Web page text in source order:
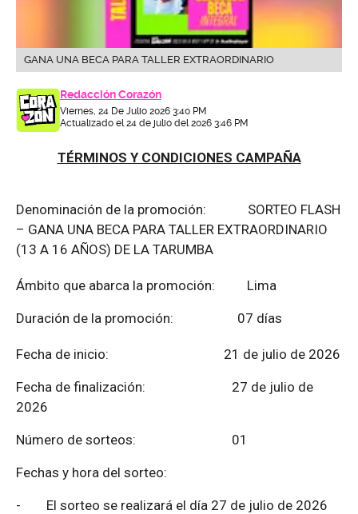
GANA UNA BECA PARA TALLER EXTRAORDINARIO
Redacción Corazón
Viernes, 24 De Julio 2026 3:40 PM
Actualizado el 24 de julio del 2026 3:46 PM
TÉRMINOS Y CONDICIONES CAMPAÑA
Denominación de la promoción: SORTEO FLASH
– GANA UNA BECA PARA TALLER EXTRAORDINARIO
(13 A 16 AÑOS) DE LA TARUMBA
Ámbito que abarca la promoción: Lima
Duración de la promoción: 07 días
Fecha de inicio: 21 de julio de 2026
Fecha de finalización:
27 de julio de
2026
Número de sorteos: 01
Fechas y hora del sorteo:
- El sorteo se realizará el día 27 de julio de 2026